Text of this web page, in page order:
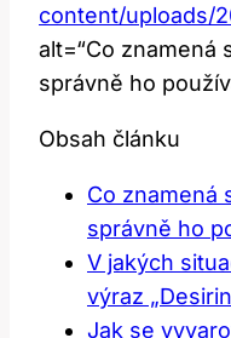
content/uploads/
alt=“Co znamená
správně ho
Obsah článku
Co znamená
správně ho
V jakých
výraz
Jak se